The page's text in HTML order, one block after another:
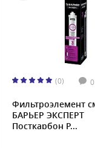
(0) 0
Фильтроэлемент
БАРЬЕР ЭКСПЕРТ
Посткарбон Р...